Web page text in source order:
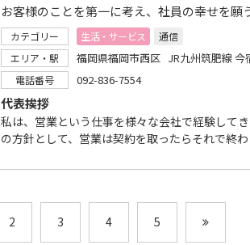
カテゴリー 生活・サービス
通信
エリア・駅
福岡県福岡市西区 JR九州筑肥線 今
電話番号 092-836-7554
代表挨拶
私は、営業という仕事を様々な会社で経験して
の方針として、営業は契約を取ったらそれで終
2 3 4 5